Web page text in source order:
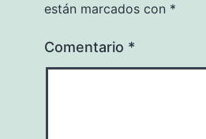
están marcados con *
Comentario *